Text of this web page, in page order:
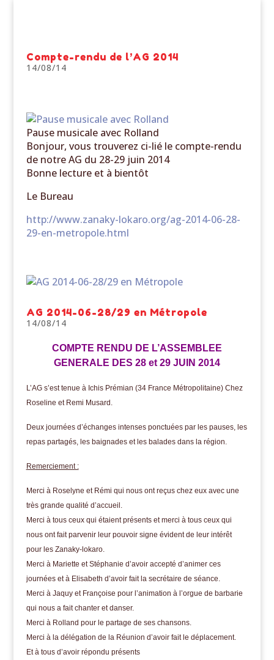
Compte-rendu de l’AG 2014
14/08/14
Pause musicale avec Rolland
Bonjour, vous trouverez ci-lié le compte-rendu
de notre AG du 28-29 juin 2014
Bonne lecture et à bientôt
Le Bureau
http://www.zanaky-lokaro.org/ag-2014-06-28-
29-en-metropole.html
AG 2014-06-28/29 en Métropole
14/08/14
COMPTE RENDU DE L’ASSEMBLEE
GENERALE DES 28 et 29 JUIN 2014
L’AG s’est tenue à Ichis Prémian (34 France Métropolitaine) Chez
Roseline et Remi Musard.
Deux journées d’échanges intenses ponctuées par les pauses, les
repas partagés, les baignades et les balades dans la région.
Remerciement :
Merci à Roselyne et Rémi qui nous ont reçus chez eux avec une
très grande qualité d’accueil.
Merci à tous ceux qui étaient présents et merci à tous ceux qui
nous ont fait parvenir leur pouvoir signe évident de leur intérêt
pour les Zanaky-lokaro.
Merci à Mariette et Stéphanie d’avoir accepté d’animer ces
journées et à Elisabeth d’avoir fait la secrétaire de séance.
Merci à Jaquy et Françoise pour l’animation à l’orgue de barbarie
qui nous a fait chanter et danser.
Merci à Rolland pour le partage de ses chansons.
Merci à la délégation de la Réunion d’avoir fait le déplacement.
Et à tous d’avoir répondu présents